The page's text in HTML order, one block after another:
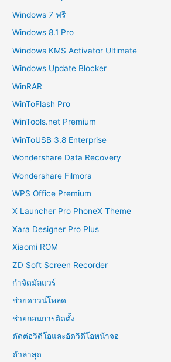
Windows 7 ฟรี
Windows 8.1 Pro
Windows KMS Activator Ultimate
Windows Update Blocker
WinRAR
WinToFlash Pro
WinTools.net Premium
WinToUSB 3.8 Enterprise
Wondershare Data Recovery
Wondershare Filmora
WPS Office Premium
X Launcher Pro PhoneX Theme
Xara Designer Pro Plus
Xiaomi ROM
ZD Soft Screen Recorder
กำจัดมัลแวร์
ช่วยดาวน์โหลด
ช่วยถอนการติดตั้ง
ตัดต่อวิดีโอและอัดวิดีโอหน้าจอ
ตัวล่าสุด